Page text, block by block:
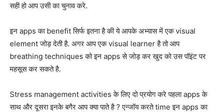
सही हो आप उसी का चुनाव करे.
इन apps का benefit सिर्फ इतना है की ये आपके अभ्यास में एक visual
element जोड़ देती है. अगर आप एक visual learner है तो आप
breathing techniques को इन apps से जोड़ कर खुद को उस पॉइंट पर
महसूस कर सकते है.
Stress management activities के लिए दो प्रयोग करे पहला apps के
साथ और दूसरा इनके बगैर आप क्या पाते है ? एन्जॉय करते time इन apps का